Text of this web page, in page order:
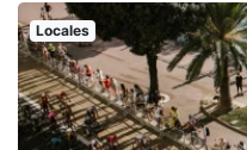
Locales